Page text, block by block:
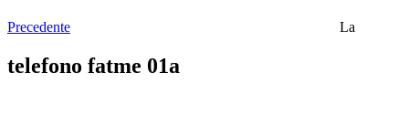
Precedente
telefono fatme 01a
La